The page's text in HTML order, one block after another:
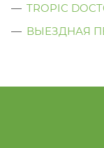
TROPIC
ВЫЕЗДНАЯ